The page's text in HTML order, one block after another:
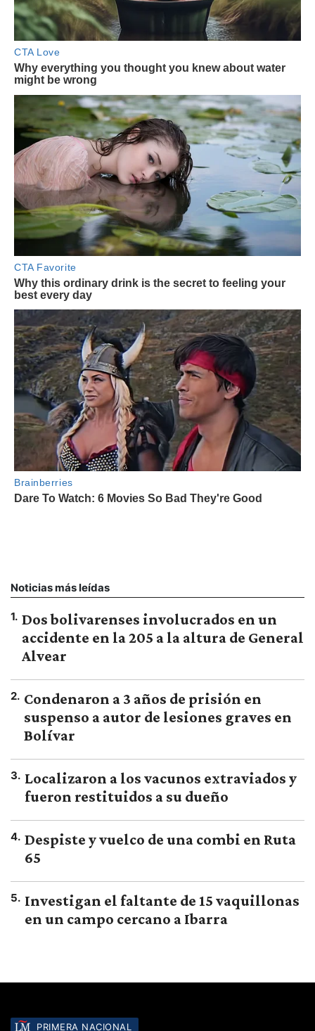
Noticias más leídas
1. Dos bolivarenses involucrados en un
accidente en la 205 a la altura de General
Alvear
2. Condenaron a 3 años de prisión en
suspenso a autor de lesiones graves en
Bolívar
3. Localizaron a los vacunos extraviados y
fueron restituidos a su dueño
4. Despiste y vuelco de una combi en Ruta
65
5. Investigan el faltante de 15 vaquillonas
en un campo cercano a Ibarra
PRIMERA NACIONAL